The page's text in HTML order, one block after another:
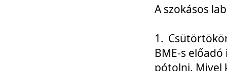
A szokásos
1.
BME-s
pótolni. Mivel